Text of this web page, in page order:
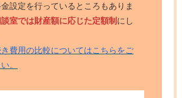
設定を行っているところもありま
室では財産額に応じた定額制 にし
き費用の比較についてはこちらをご
。